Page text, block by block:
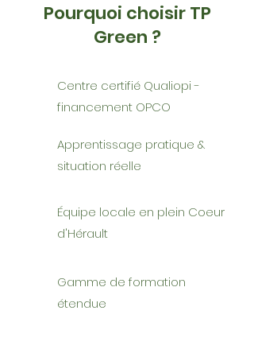
Pourquoi choisir TP
Green ?
Centre certifié Qualiopi -
financement OPCO
Apprentissage pratique &
situation réelle
Équipe locale en plein Coeur
d'Hérault
Gamme de formation
étendue